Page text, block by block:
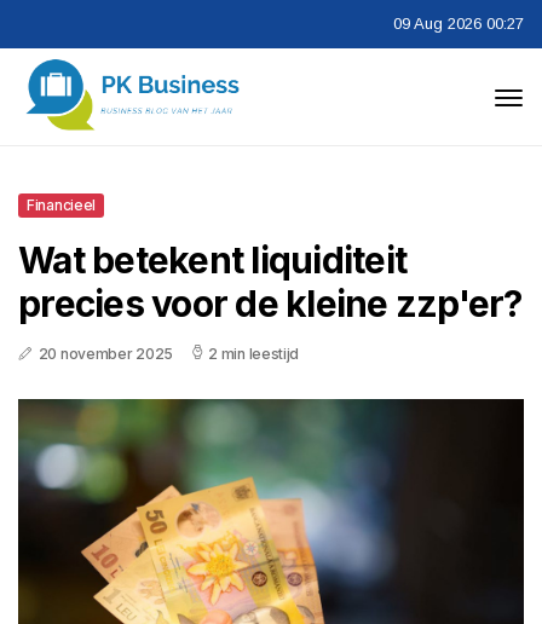
09 Aug 2026 00:27
Financieel
Wat betekent liquiditeit
precies voor de kleine zzp'er?
20 november 2025 2 min leestijd